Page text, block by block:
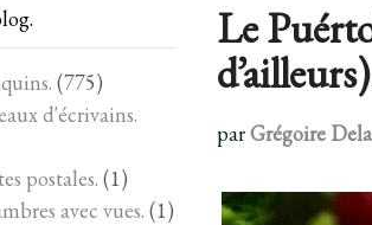
Le
parGrégoire
(775)
d'écrivains.
postales. (1)
avec vues. (1)